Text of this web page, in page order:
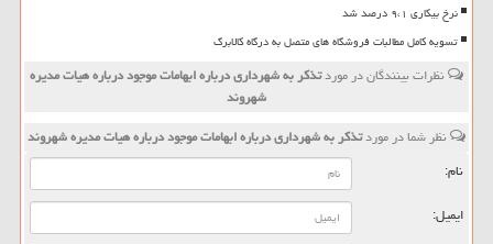
نرخ بیکاری ۹،۱ درصد شد
تسویه کامل مطالبات فروشگاه های متصل به درگاه کالابرگ
نظرات بینندگان در موردتذكر به شهرداری درباره ابهامات موجود درباره هیات مدیره
شهروند
نظر شما در موردتذكر به شهرداری درباره ابهامات موجود درباره هیات مدیره شهروند
نام:
ایمیل: